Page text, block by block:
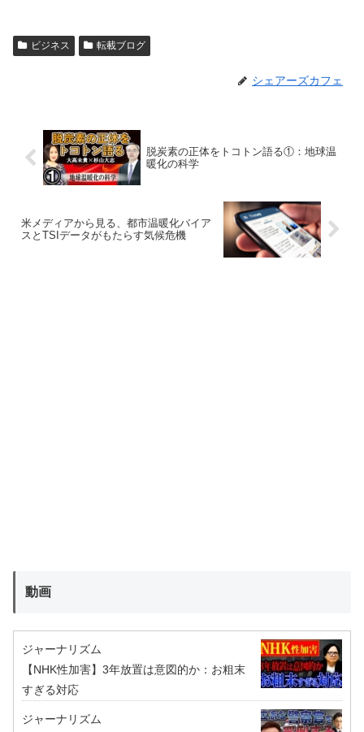
ビジネス 転載ブログ
シェアーズカフェ
脱炭素の正体をトコトン語る①：地球温
暖化の科学
米メディアから見る、都市温暖化バイア
スとTSIデータがもたらす気候危機
動画
ジャーナリズム
【NHK性加害】3年放置は意図的か：お粗末
すぎる対応
ジャーナリズム